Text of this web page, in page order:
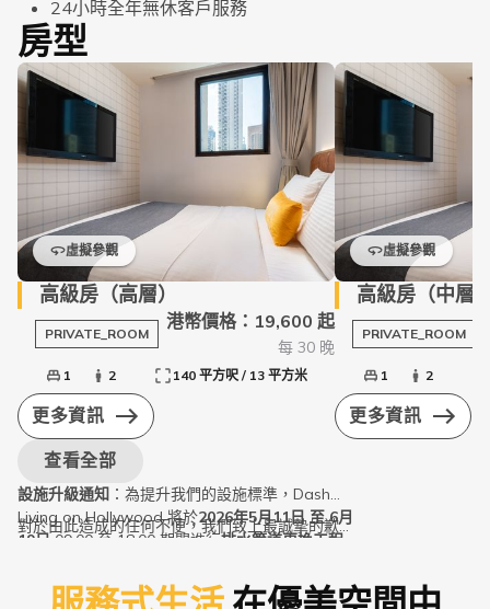
24小時全年無休客戶服務
房型
虛擬參觀
高級房（高層）
PRIVATE_ROOM
港幣價格：19,600 起
每 30 晚
1 2 140 平方呎 / 13 平方米
更多資訊
虛擬參觀
高級房（中層
PRIVATE_ROOM
1 2
更多資訊
查看全部
設施升級通知 ：為提升我們的設施標準，Dash
Living on Hollywood 將於2026年5月11日 至 6月
19日09:00 至 18:00 期間進行排水管道更換工程
控制在最低限度。
對於由此造成的任何不便，我們致上最誠摯的歉
或 support.hk@dash.co。